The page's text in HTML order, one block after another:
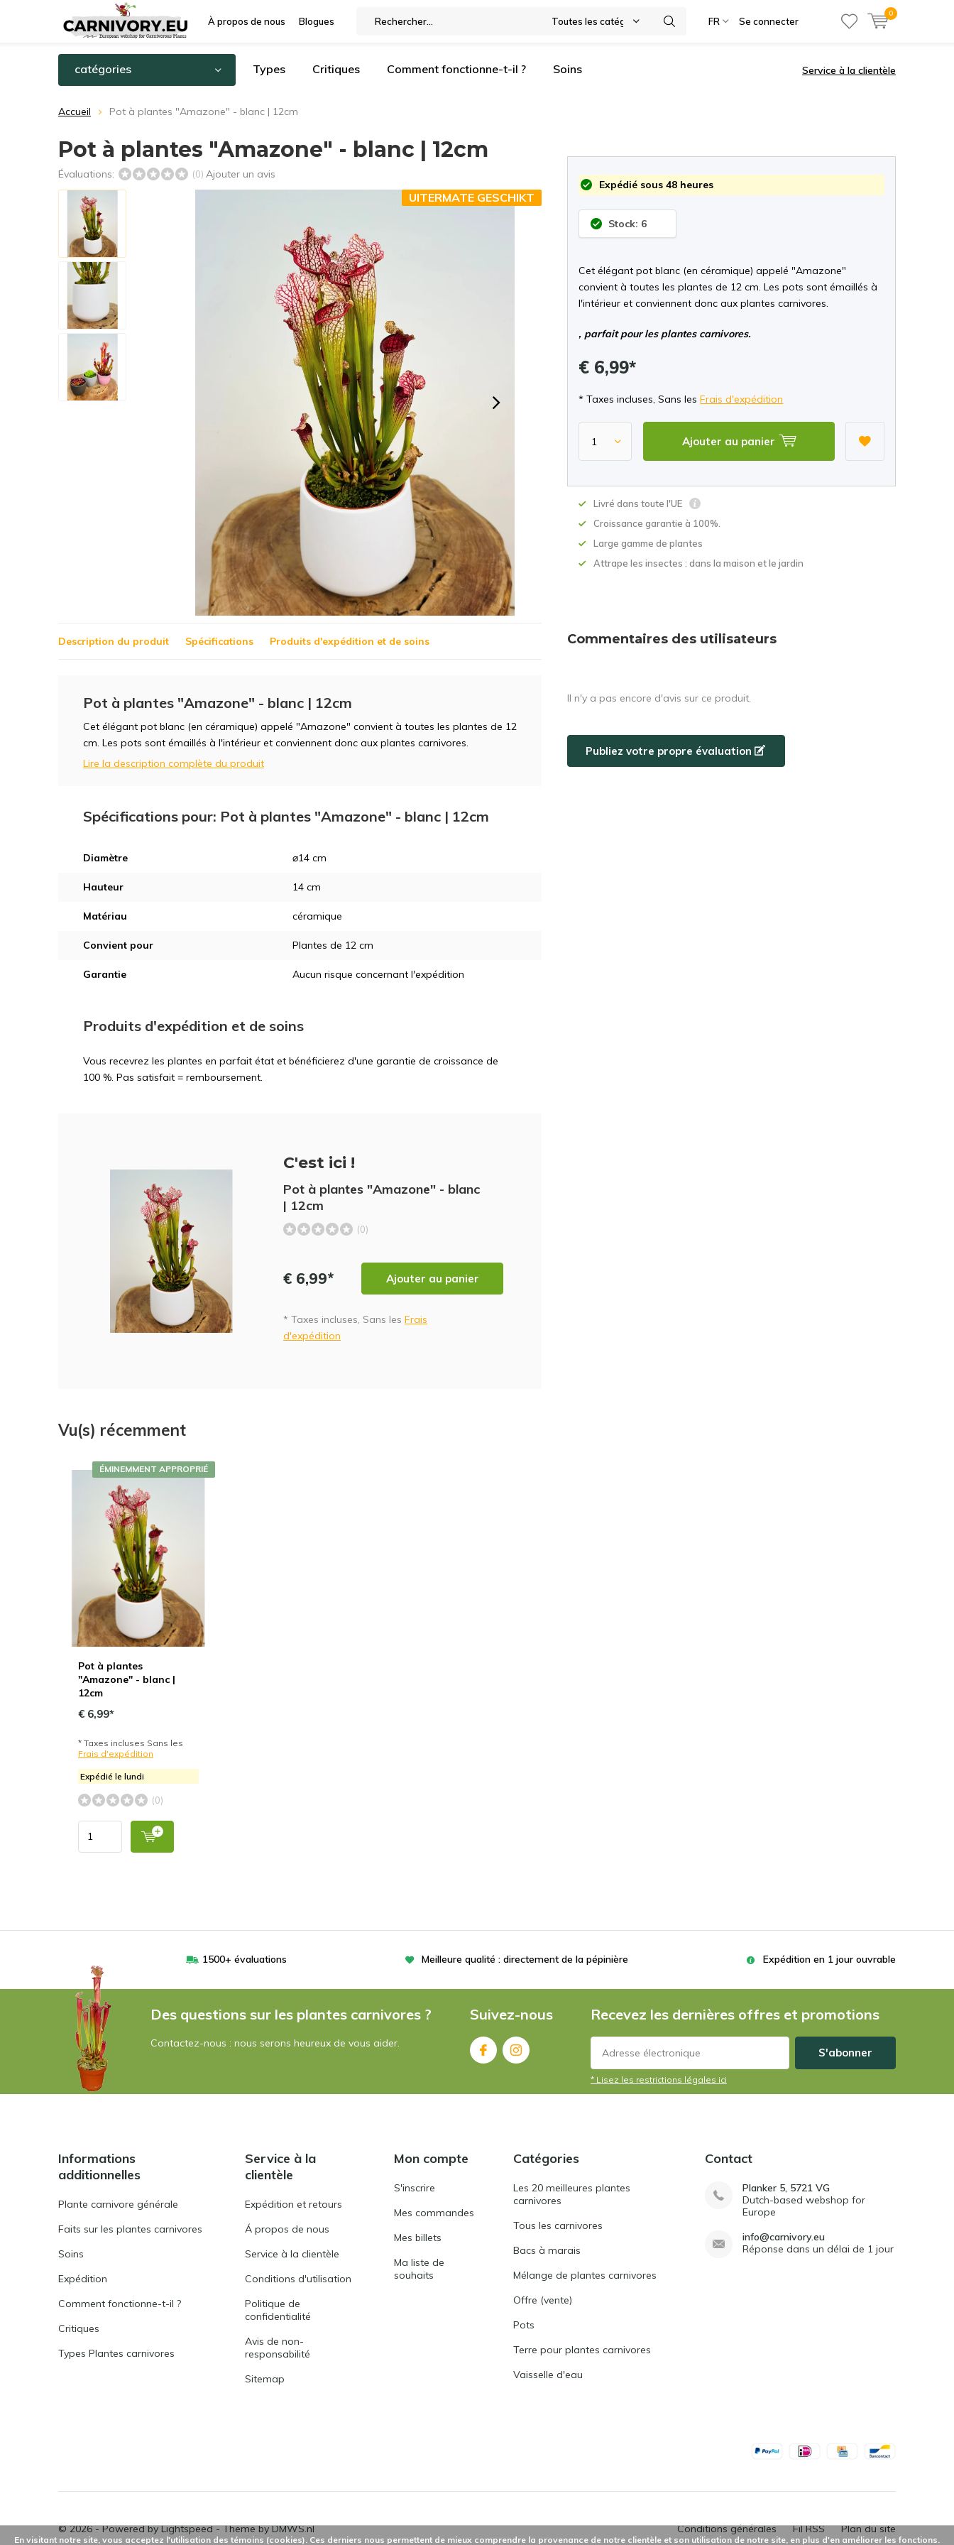
À propos de nous Blogues Toutes les catégories FR Se connecter
0
catégories Types Critiques Comment fonctionne-t-il ? Soins Service à la clientèle
Accueil Pot à plantes "Amazone" - blanc | 12cm
Pot à plantes "Amazone" - blanc | 12cm
Évaluations: (0) Ajouter un avis
UITERMATE GESCHIKT
Expédié sous 48 heures
Stock: 6
Cet élégant pot blanc (en céramique) appelé "Amazone"
convient à toutes les plantes de 12 cm. Les pots sont émaillés à
l'intérieur et conviennent donc aux plantes carnivores.
, parfait pour les plantes carnivores.
€ 6,99*
* Taxes incluses, Sans lesFrais d'expédition
Ajouter au panier
Livré dans toute l'UE
Croissance garantie à 100%.
Large gamme de plantes
Attrape les insectes : dans la maison et le jardin
Description du produit Spécifications Produits d'expédition et de soins
Pot à plantes "Amazone" - blanc | 12cm
Cet élégant pot blanc (en céramique) appelé "Amazone" convient à toutes les plantes de 12
cm. Les pots sont émaillés à l'intérieur et conviennent donc aux plantes carnivores.
Lire la description complète du produit
Spécifications pour: Pot à plantes "Amazone" - blanc | 12cm
Diamètre ⌀14 cm
Hauteur 14 cm
Matériau céramique
Convient pour Plantes de 12 cm
Garantie Aucun risque concernant l'expédition
Produits d'expédition et de soins
Vous recevrez les plantes en parfait état et bénéficierez d'une garantie de croissance de
100 %. Pas satisfait = remboursement.
C'est ici !
Pot à plantes "Amazone" - blanc
| 12cm
(0)
€ 6,99* Ajouter au panier
* Taxes incluses, Sans les Frais
d'expédition
Commentaires des utilisateurs
Il n'y a pas encore d'avis sur ce produit.
Publiez votre propre évaluation
Vu(s) récemment
Pot à plantes
"Amazone" - blanc |
12cm
ÉMINEMMENT APPROPRIÉ
€ 6,99*
* Taxes incluses Sans les
Frais d'expédition
Expédié le lundi
(0)
1500+ évaluations Meilleure qualité : directement de la pépinière Expédition en 1 jour ouvrable
Des questions sur les plantes carnivores ?
Contactez-nous : nous serons heureux de vous aider.
Suivez-nous Recevez les dernières offres et promotions
S'abonner
* Lisez les restrictions légales ici
Informations
additionnelles
Plante carnivore générale
Faits sur les plantes carnivores
Soins
Expédition
Comment fonctionne-t-il ?
Critiques
Types Plantes carnivores
Service à la
clientèle
Expédition et retours
Á propos de nous
Service à la clientèle
Conditions d'utilisation
Politique de
confidentialité
Avis de non-
responsabilité
Sitemap
Mon compte
S'inscrire
Mes commandes
Mes billets
Ma liste de
souhaits
Catégories
Les 20 meilleures plantes
carnivores
Tous les carnivores
Bacs à marais
Mélange de plantes carnivores
Offre (vente)
Pots
Terre pour plantes carnivores
Vaisselle d'eau
Contact
Planker 5, 5721 VG
Dutch-based webshop for
Europe
info@carnivory.eu
Réponse dans un délai de 1 jour
© 2026 - Powered byLightspeed- Theme byDMWS.nl Conditions générales Fil RSS Plan du site
En visitant notre site, vous acceptez l'utilisation des témoins (cookies). Ces derniers nous permettent de mieux comprendre la provenance de notre clientèle et son utilisation de notre site, en plus d'en améliorer les fonctions.